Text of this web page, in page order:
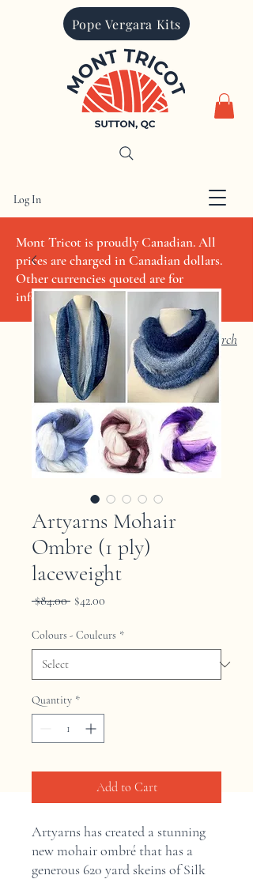
Pope Vergara Kits
CAD (C$)
Mont Tricot is proudly Canadian. All
prices are charged in Canadian dollars.
Other currencies quoted are for
informational purposes only
Log In
Search
Artyarns Mohair
Ombre (1 ply)
laceweight
$84.00 Regular
$42.00
Colours - Couleurs *
Quantity *
Add to Cart
Artyarns has created a stunning
new mohair ombré that has a
generous 620 yard skeins of Silk